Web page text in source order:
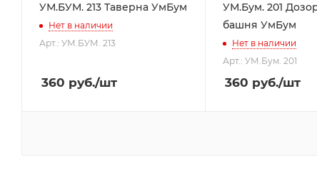
УМ.БУМ. 213 Таверна УмБум
Нет в наличии
Арт.: УМ.БУМ. 213
360 руб./шт
УМ.Бум. 201
башня УмБум
Нет в наличии
Арт.: УМ.Бум. 201
360 руб./шт